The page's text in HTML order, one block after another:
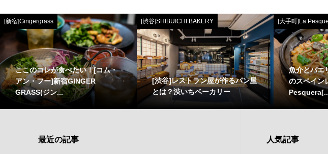
[新宿]Gingergrass
ここのコレが食べたい！[コム・
アン・フー]新宿GINGER
GRASS(ジン...
[渋谷]SHIBUICHI BAKERY
[渋谷]レストラン屋が作るパン屋
とは？渋いちベーカリー
[大手町]La
魚介とパエ
のスペイン
最近の記事 人気記事